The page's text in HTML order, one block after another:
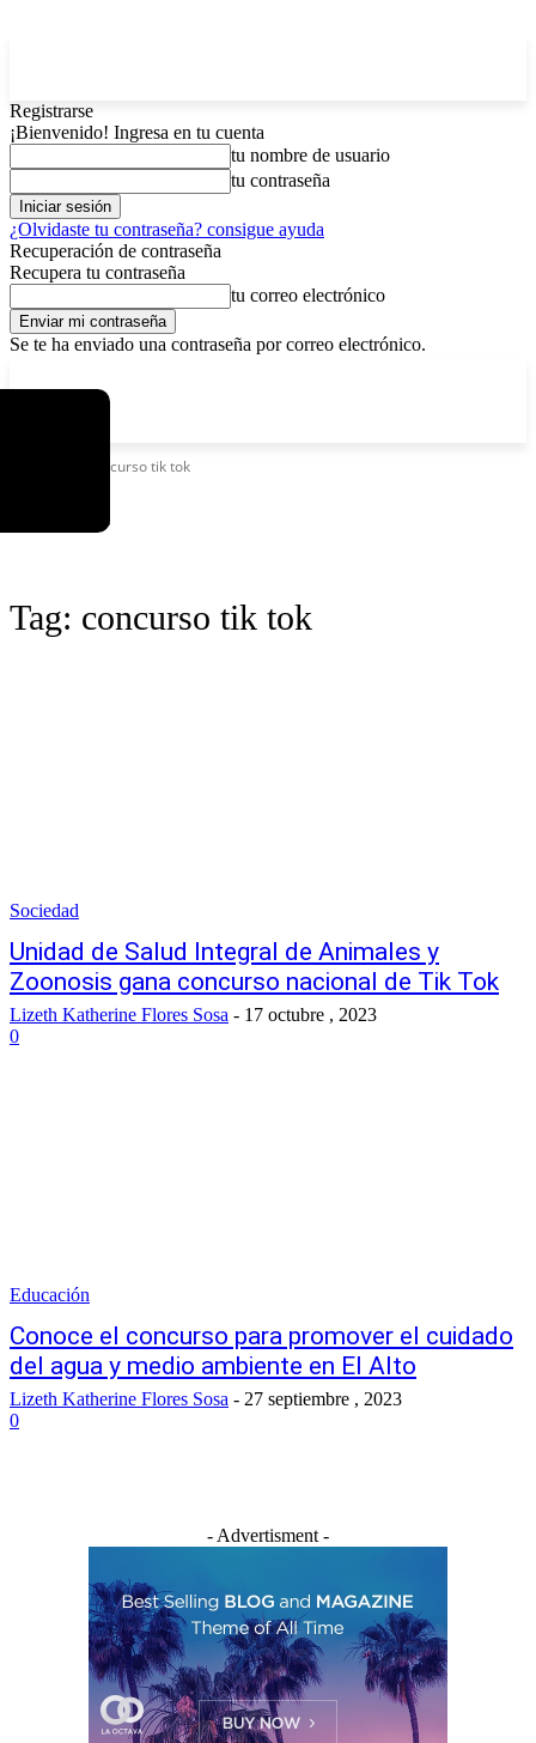
Registrarse
¡Bienvenido! Ingresa en tu cuenta
tu nombre de usuario
tu contraseña
¿Olvidaste tu contraseña? consigue ayuda
Recuperación de contraseña
Recupera tu contraseña
tu correo electrónico
Se te ha enviado una contraseña por correo electrónico.
Concurso tik tok
Tag: concurso tik tok
Sociedad
Unidad de Salud Integral de Animales y
Zoonosis gana concurso nacional de Tik Tok
Lizeth Katherine Flores Sosa - 17 octubre , 2023
0
Educación
Conoce el concurso para promover el cuidado
del agua y medio ambiente en El Alto
Lizeth Katherine Flores Sosa - 27 septiembre , 2023
0
- Advertisment -